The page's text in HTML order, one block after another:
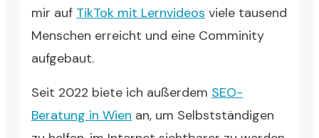
mir auf TikTok mit Lernvideos viele tausend
Menschen erreicht und eine Comminity
aufgebaut.
Seit 2022 biete ich außerdem SEO-
Beratung in Wien an, um Selbstständigen